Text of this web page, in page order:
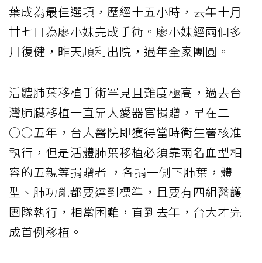
葉成為最佳選項，歷經十五小時，去年十月
廿七日為廖小妹完成手術。廖小妹經兩個多
月復健，昨天順利出院，過年全家團圓。
活體肺葉移植手術罕見且難度極高，過去台
灣肺臟移植一直靠大愛器官捐贈，早在二
○○五年，台大醫院即獲得當時衛生署核准
執行，但是活體肺葉移植必須靠兩名血型相
容的五親等捐贈者 ，各捐一側下肺葉，體
型、肺功能都要達到標準，且要有四組醫護
團隊執行，相當困難，直到去年，台大才完
成首例移植。